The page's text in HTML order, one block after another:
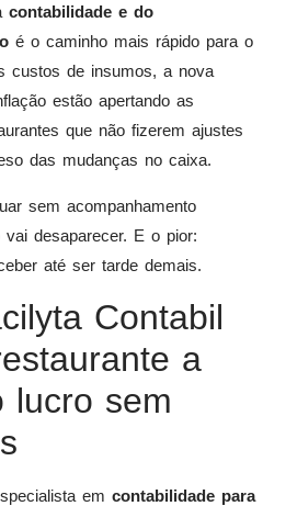
contabilidade e do
é o caminho mais rápido para o
custos de insumos, a nova
estão apertando as
que não fizerem ajustes
das mudanças no caixa.
sem acompanhamento
desaparecer. E o pior:
até ser tarde demais.
Contabil
a
lucro sem
em contabilidade para